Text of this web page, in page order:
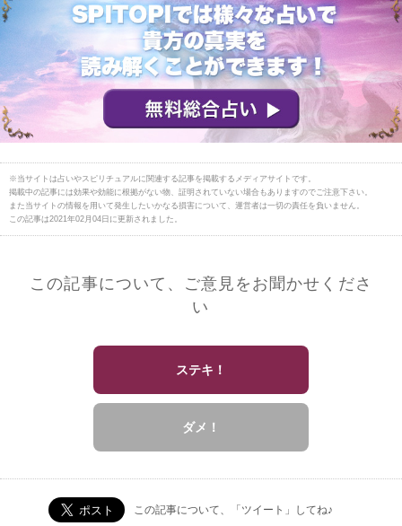
※当サイトは占いやスピリチュアルに関連する記事を掲載するメディアサイトです。
掲載中の記事には効果や効能に根拠がない物、証明されていない場合もありますのでご注意下さい。
また当サイトの情報を用いて発生したいかなる損害について、運営者は一切の責任を負いません。
この記事は2021年02月04日に更新されました。
この記事について、ご意見をお聞かせくださ
い
ステキ！
ダメ！
この記事について、「ツイート」してね♪